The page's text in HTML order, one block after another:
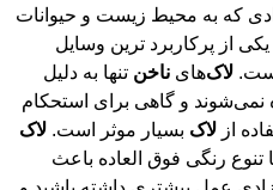
لاک‌های ناخن تنها به دلیل
نمی‌شوند و گاهی برای استحکام
از لاک بسیار موثر است. لاک
تنوع رنگی فوق العاده باعث